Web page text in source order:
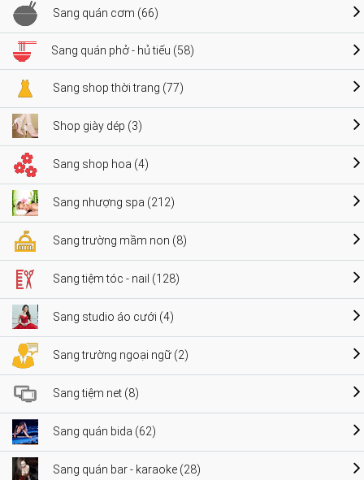
Sang quán cơm (66)
Sang quán phở - hủ tiếu (58)
Sang shop thời trang (77)
Shop giày dép (3)
Sang shop hoa (4)
Sang nhượng spa (212)
Sang trường mầm non (8)
Sang tiệm tóc - nail (128)
Sang studio áo cưới (4)
Sang trường ngoại ngữ (2)
Sang tiệm net (8)
Sang quán bida (62)
Sang quán bar - karaoke (28)